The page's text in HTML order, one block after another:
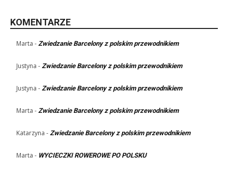
KOMENTARZE
Marta - Zwiedzanie Barcelony z polskim przewodnikiem
Justyna - Zwiedzanie Barcelony z polskim przewodnikiem
Justyna - Zwiedzanie Barcelony z polskim przewodnikiem
Marta - Zwiedzanie Barcelony z polskim przewodnikiem
Katarzyna - Zwiedzanie Barcelony z polskim przewodnikiem
Marta - WYCIECZKI ROWEROWE PO POLSKU